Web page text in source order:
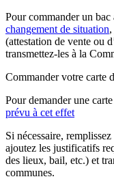
Pour commander un bac
changement de situation
(attestation de vente ou
transmettez-les à la
Commander votre carte
Pour demander une
prévu à cet effet
Si nécessaire, remplissez
ajoutez les justificatifs
des lieux, bail, etc.) et
communes.